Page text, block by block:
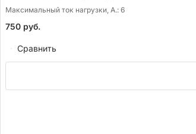
Максимальный ток нагрузки, А.: 6
750 руб.
Сравнить